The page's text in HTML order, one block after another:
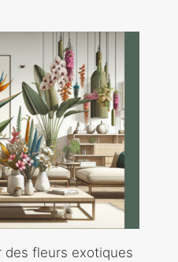
des fleurs exotiques